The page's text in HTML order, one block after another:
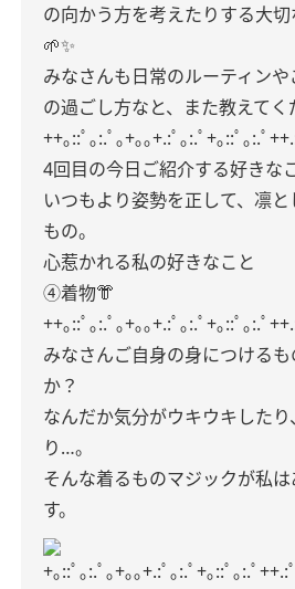
の向かう方を考えたりする大
🌱✨
みなさんも日常のルーティン
の過ごし方なと、また教えてく
++｡::ﾟ｡:.ﾟ｡+｡｡+.:ﾟ｡:.ﾟ+｡::ﾟ｡:.ﾟ
4回目の今日ご紹介する好きな
いつもより姿勢を正して、凛
もの。
心惹かれる私の好きなこと
④着物👘
++｡::ﾟ｡:.ﾟ｡+｡｡+.:ﾟ｡:.ﾟ+｡::ﾟ｡:.ﾟ
みなさんご自身の身につける
か？
なんだか気分がウキウキした
り…。
そんな着るものマジックが私
す。
+｡::ﾟ｡:.ﾟ｡+｡｡+.:ﾟ｡:.ﾟ+｡::ﾟ｡:.ﾟ++.: